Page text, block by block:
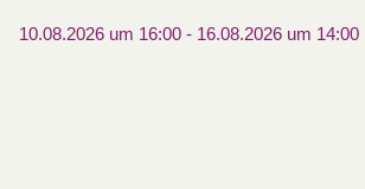
10.08.2026 um 16:00- 16.08.2026 um 14:00